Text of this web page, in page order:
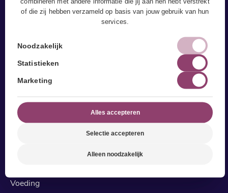
of die zij hebben verzameld op basis van jouw gebruik van hun
services.
Noodzakelijk
Statistieken
Marketing
Alles accepteren
Selectie accepteren
Alleen noodzakelijk
Fitness
Bedrijfsfitness
Trainingsrooster
Voeding